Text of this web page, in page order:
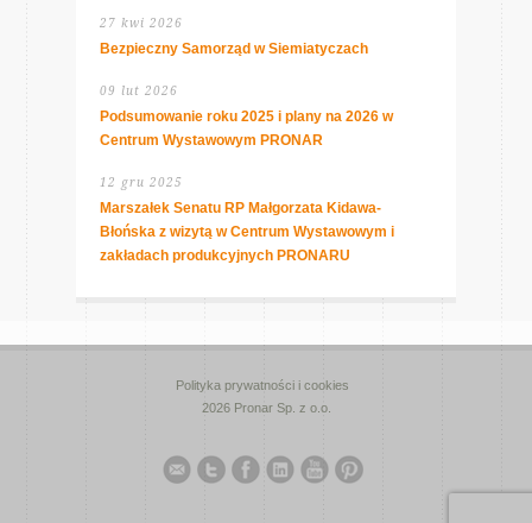
27 kwi 2026
Bezpieczny Samorząd w Siemiatyczach
09 lut 2026
Podsumowanie roku 2025 i plany na 2026 w
Centrum Wystawowym PRONAR
12 gru 2025
Marszałek Senatu RP Małgorzata Kidawa-
Błońska z wizytą w Centrum Wystawowym i
zakładach produkcyjnych PRONARU
Polityka prywatności i cookies
2026 Pronar Sp. z o.o.